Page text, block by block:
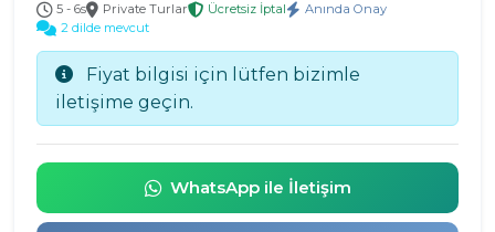
5 - 6s Private Turlar Ücretsiz İptal
Anında Onay
2 dilde mevcut
Fiyat bilgisi için lütfen bizimle
iletişime geçin.
WhatsApp ile İletişim